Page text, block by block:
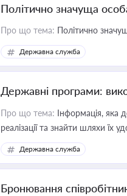
Політично значуща
Про що тема: Політично
Державна служба
Державні програми:
Про що тема: Інформація, яка
реалізації та знайти шляхи їх
Державна служба
Бронювання